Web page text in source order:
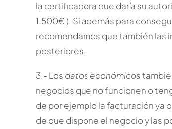
la certificadora que daría su
1.500€ ). Si además para
recomendamos que también las
posteriores.
3.- Los datos económicos
negocios que no funcionen o
de por ejemplo la facturación ya
de que dispone el negocio y las